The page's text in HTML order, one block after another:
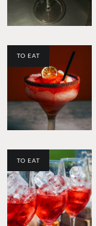
TO EAT
TO EAT